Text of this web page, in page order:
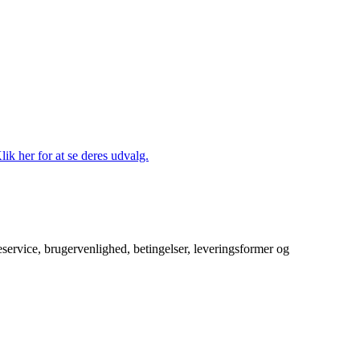
her for at se deres udvalg.
brugervenlighed, betingelser, leveringsformer og